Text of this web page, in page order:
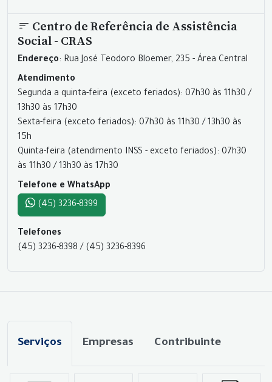
Centro de Referência de Assistência
Social - CRAS
Endereço: Rua José Teodoro Bloemer, 235 - Área Central
Atendimento
Segunda a quinta-feira (exceto feriados): 07h30 às 11h30 /
13h30 às 17h30
Sexta-feira (exceto feriados): 07h30 às 11h30 / 13h30 às
15h
Quinta-feira (atendimento INSS - exceto feriados): 07h30
às 11h30 / 13h30 às 17h30
Telefone e WhatsApp
(45) 3236-8399
Telefones
(45) 3236-8398 / (45) 3236-8396
Serviços Empresas Contribuinte